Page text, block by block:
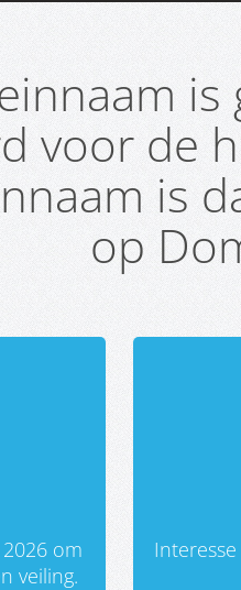
voor de
is
op
om
veiling.